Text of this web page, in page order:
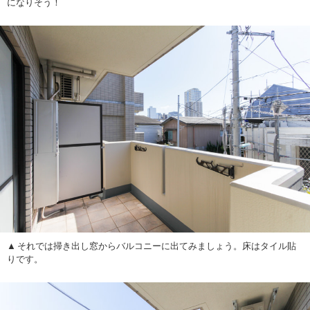
になりそう！
それでは掃き出し窓からバルコニーに出てみましょう。床はタイル貼
りです。